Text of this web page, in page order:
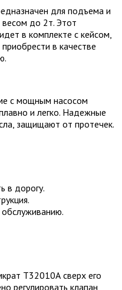
для подъема и
весом до 2т. Этот
в комплекте с кейсом,
в качестве
с мощным насосом
и легко. Надежные
защищают от протечек.
в дорогу.
Т32010А сверх его
регулировать клапан